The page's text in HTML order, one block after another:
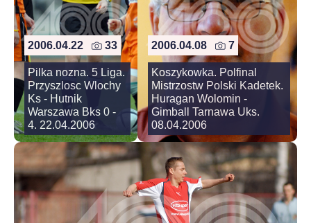
2006.04.22 33
Pilka nozna. 5 Liga.
Przyszlosc Wlochy
Ks - Hutnik
Warszawa Bks 0 -
4. 22.04.2006
2006.04.08 7
Koszykowka. Polfinal
Mistrzostw Polski Kadetek.
Huragan Wolomin -
Gimball Tarnawa Uks.
08.04.2006